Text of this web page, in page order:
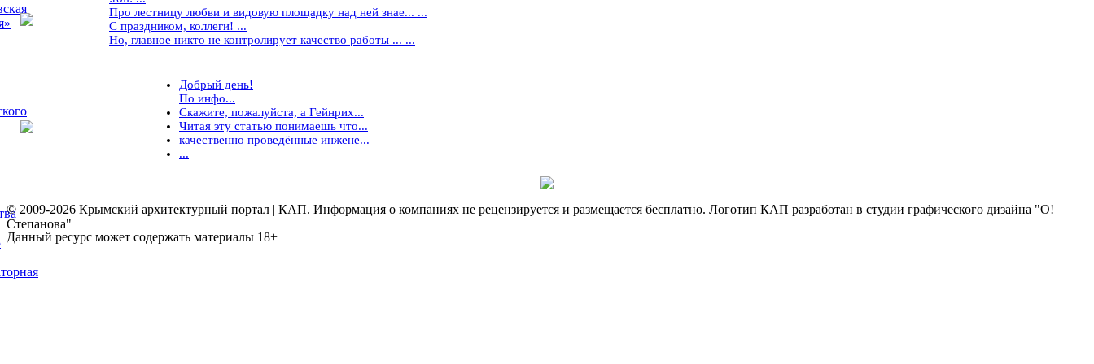
Про лестницу любви и видовую площадку над ней знае... ...
С праздником, коллеги! ...
Но, главное никто не контролирует качество работы ... ...
Добрый день!
По инфо...
Скажите, пожалуйста, а Гейнрих...
Читая эту статью понимаешь что...
качественно проведённые инжене...
...
© 2009-2026 Крымский архитектурный портал | КАП. Информация о компаниях не рецензируется и размещается бесплатно. Логотип КАП разработан в студии графического дизайна "О!
Степанова"
Данный ресурс может содержать материалы 18+